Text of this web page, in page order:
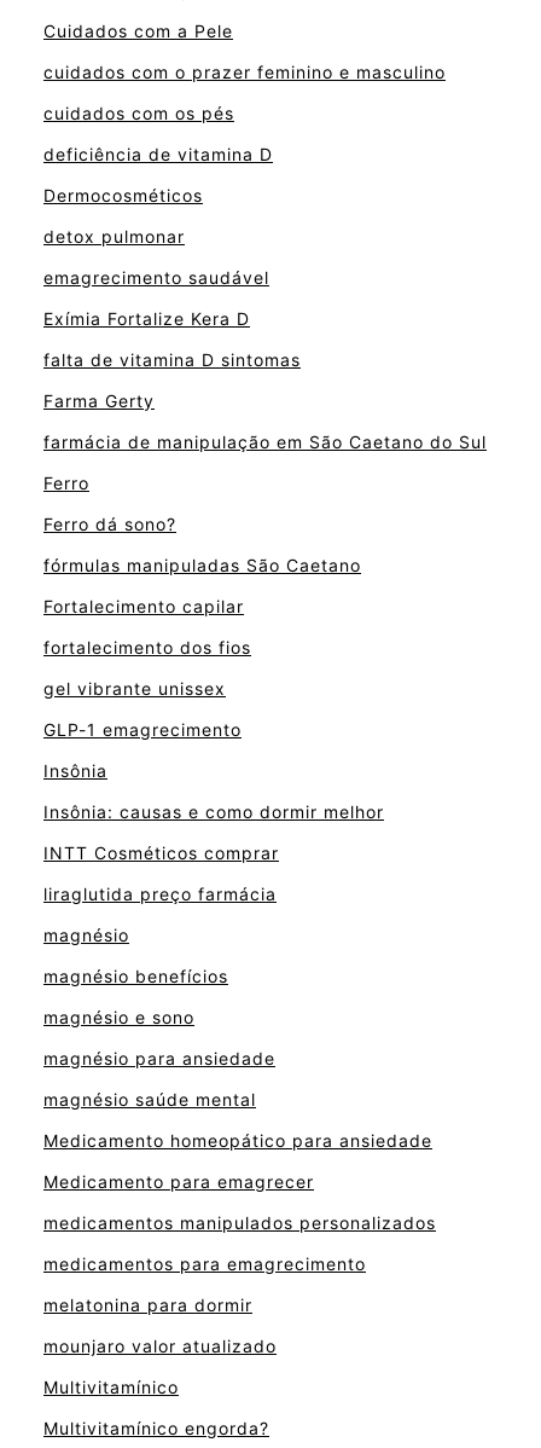
Cuidados com a Pele
cuidados com o prazer feminino e masculino
cuidados com os pés
deficiência de vitamina D
Dermocosméticos
detox pulmonar
emagrecimento saudável
Exímia Fortalize Kera D
falta de vitamina D sintomas
Farma Gerty
farmácia de manipulação em São Caetano do Sul
Ferro
Ferro dá sono?
fórmulas manipuladas São Caetano
Fortalecimento capilar
fortalecimento dos fios
gel vibrante unissex
GLP-1 emagrecimento
Insônia
Insônia: causas e como dormir melhor
INTT Cosméticos comprar
liraglutida preço farmácia
magnésio
magnésio benefícios
magnésio e sono
magnésio para ansiedade
magnésio saúde mental
Medicamento homeopático para ansiedade
Medicamento para emagrecer
medicamentos manipulados personalizados
medicamentos para emagrecimento
melatonina para dormir
mounjaro valor atualizado
Multivitamínico
Multivitamínico engorda?